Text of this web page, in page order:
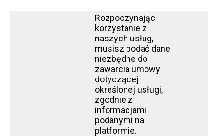
Rozpoczynając
korzystanie z
naszych usług,
musisz podać dane
niezbędne do
zawarcia umowy
dotyczącej
określonej usługi,
zgodnie z
informacjami
podanymi na
platformie.